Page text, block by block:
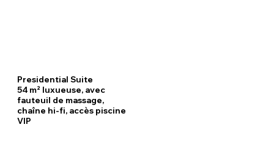
Presidential Suite
54 m² luxueuse, avec
fauteuil de massage,
chaîne hi-fi, accès piscine
VIP